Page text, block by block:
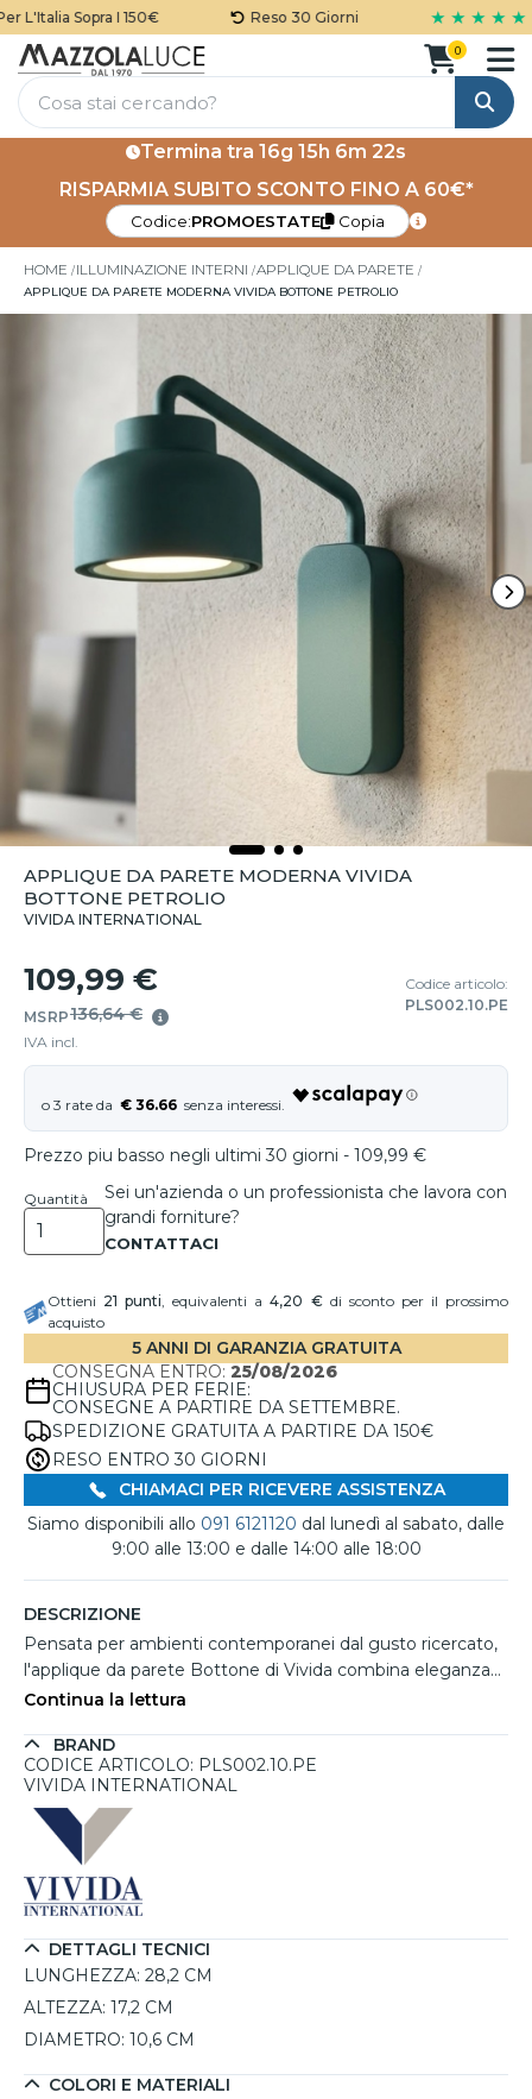
Sopra I 150€ Reso 30 Giorni ★ ★ ★ ★ ★
Cerca
0
Termina tra 16g 15h 6m 22s
RISPARMIA SUBITO SCONTO FINO A 60€*
Codice:PROMOESTATE Copia
HOME ILLUMINAZIONE INTERNI APPLIQUE DA PARETE
APPLIQUE DA PARETE MODERNA VIVIDA BOTTONE PETROLIO
APPLIQUE DA PARETE MODERNA VIVIDA
BOTTONE PETROLIO
VIVIDA INTERNATIONAL
109,99 €
MSRP136,64 €
IVA incl.
Codice articolo:
PLS002.10.PE
€ 36.66
Prezzo piu basso negli ultimi 30 giorni - 109,99 €
Quantità
Sei un'azienda o un professionista che lavora con
grandi forniture?
Ottieni 21 punti, equivalenti a4,20 €di sconto per il prossimo
acquisto
5 ANNI DI GARANZIA GRATUITA
CONSEGNA ENTRO: 25/08/2026
CHIUSURA PER FERIE:
CONSEGNE A PARTIRE DA SETTEMBRE.
SPEDIZIONE GRATUITA A PARTIRE DA 150€
RESO ENTRO 30 GIORNI
CHIAMACI PER RICEVERE ASSISTENZA
Siamo disponibili allo 091 6121120 dal lunedì al sabato, dalle
9:00 alle 13:00 e dalle 14:00 alle 18:00
DESCRIZIONE
Pensata per ambienti contemporanei dal gusto ricercato,
l'applique da parete Bottone di Vivida combina eleganza
decorativa e funzionalità luminosa. La particolare finitura
struttura in alluminio e ferro, creando un elemento
d'arredo raffinato per soggiorni moderni, studi
cilindrico orientato verso il basso offre una luce diretta
ideale per zone relax, angoli lettura o postazioni operative.
Compatibile con 1 lampadina GX53 LED fino a 12W,
permette di personalizzare l'atmosfera luminosa in base
Continua la lettura
BRAND
CODICE ARTICOLO: PLS002.10.PE
VIVIDA INTERNATIONAL
DETTAGLI TECNICI
LUNGHEZZA: 28,2 CM
ALTEZZA: 17,2 CM
DIAMETRO: 10,6 CM
COLORI E MATERIALI